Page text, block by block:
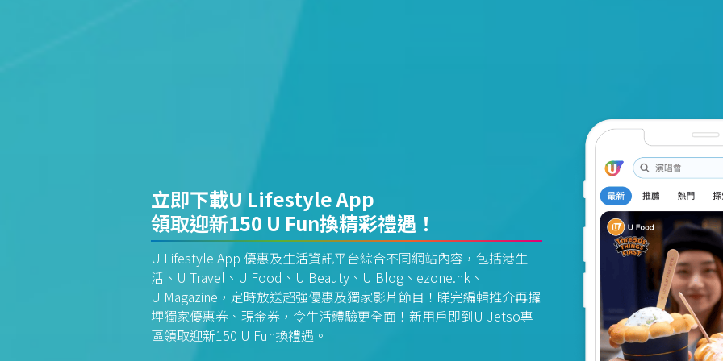
立即下載U Lifestyle App
領取迎新150 U Fun換精彩禮遇！
U Lifestyle App 優惠及生活資訊平台綜合不同網站內容，包括港生
活、U Travel、U Food、U Beauty、U Blog、ezone.hk、
U Magazine，定時放送超強優惠及獨家影片節目！睇完編輯推介再攞
埋獨家優惠券、現金券，令生活體驗更全面！新用戶即到U Jetso專
區領取迎新150 U Fun換禮遇。